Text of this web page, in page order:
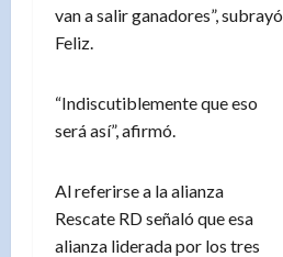
van a salir ganadores”, subrayó
Feliz.
“Indiscutiblemente que eso
será así”, afirmó.
Al referirse a la alianza
Rescate RD señaló que esa
alianza liderada por los tres